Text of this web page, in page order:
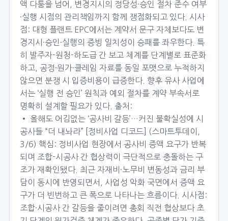
액 다툼을 넘어, 변경지시의 정당성·승인 절차 준수 여부
·실행 시점의 관리책임까지 함께 쟁점화되고 있다. 시사
점: 대형 플랜트 EPC에서는 계약서 문구 자체보다도 변
경지시·승인·실행의 증빙 일치성이 승패를 좌우한다. 특
히 발주자-원청-하도급 간 보고 체계를 단계별로 표준화
하고, 공정·원가·클레임 자료를 동일 포맷으로 누적하지
않으면 분쟁 시 입증비용이 급증한다. 향후 유사 사업에
서는 ‘실행 전 승인’ 원칙과 예외 절차를 계약 부속서로
명확히 설계할 필요가 있다. 출처:
• 올해도 어김없는 ‘공사비 갈등’…커진 불확실성에 시
공사들 “더 내놔라” [정비사업 디코드] (스마트투데이,
3/6) 핵심: 정비사업 현장에서 공사비 증액 요구가 반복
되며 조합-시공사 간 협상력이 극단적으로 충돌하는 구
조가 재확인됐다. 최근 자재비·노무비 변동성과 금리 부
담이 동시에 반영되면서, 사업성 악화 국면에서 증액 요
구가 더 빈번하고 큰 폭으로 나타나는 흐름이다. 시사점:
조합·시공사 간 갈등을 줄이려면 총회 직전 협상보다 초